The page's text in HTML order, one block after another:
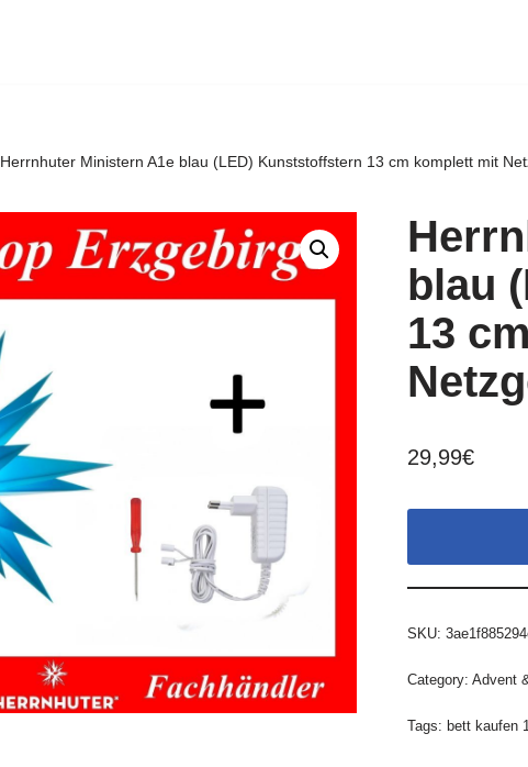
Herrnhuter Ministern A1e blau (LED) Kunststoffstern 13 cm komplett mit
blau
13
29,99€
SKU:
Category: Advent
Tags: bett kaufen